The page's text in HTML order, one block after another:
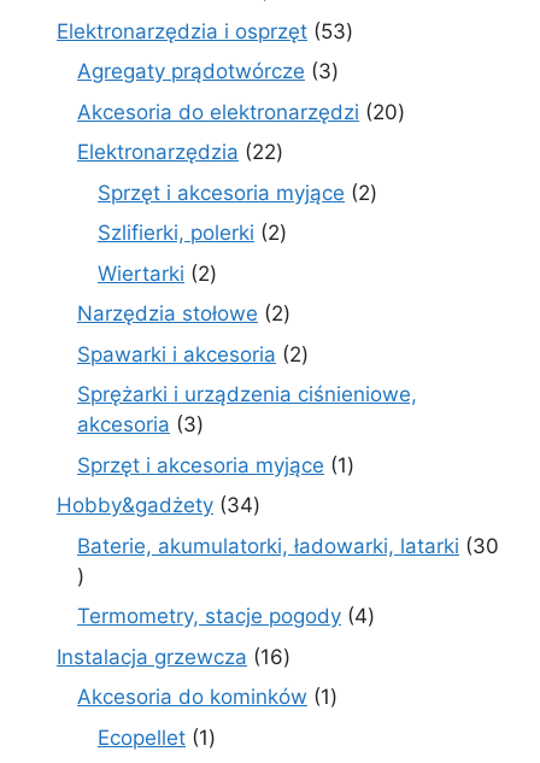
produkty
Elektronarzędzia i osprzęt 5353
Agregaty prądotwórcze 33
produkty
Akcesoria do elektronarzędzi 2020
Elektronarzędzia 2222
produkty
Sprzęt i akcesoria myjące 22
Szlifierki, polerki 22
Wiertarki 22
produkty
Narzędzia stołowe 22
produkty
Spawarki i akcesoria 22
produkty
Sprężarki i urządzenia ciśnieniowe,
akcesoria
33
produkty
Sprzęt i akcesoria myjące 11
Hobby&gadżety 3434
produkty
Baterie, akumulatorki, ładowarki, latarki
30
30
produktów
Termometry, stacje pogody 44
Instalacja grzewcza 1616
produktów
Akcesoria do kominków 11
Ecopellet 11